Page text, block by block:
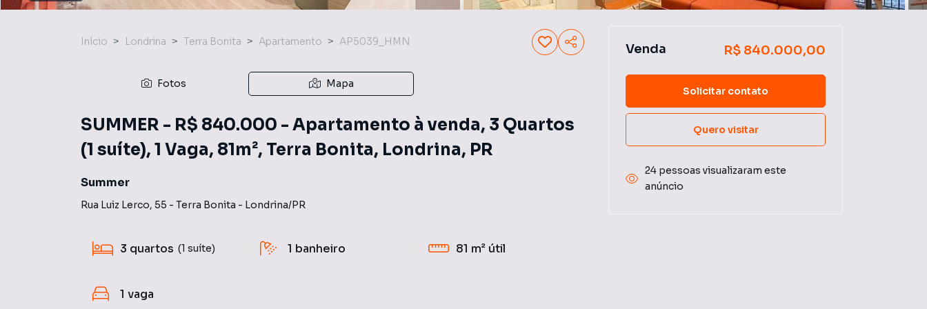
Início Londrina Terra Bonita Apartamento AP5039_HMN
Fotos Mapa
SUMMER - R$ 840.000 - Apartamento à venda, 3 Quartos
(1 suíte), 1 Vaga, 81m², Terra Bonita, Londrina, PR
Summer
Rua Luiz Lerco, 55 - Terra Bonita - Londrina/PR
3 quartos (1 suíte) 1 banheiro 81 m² útil
1 vaga
Venda R$ 840.000,00
Solicitar contato
Quero visitar
24 pessoas visualizaram este
anúncio